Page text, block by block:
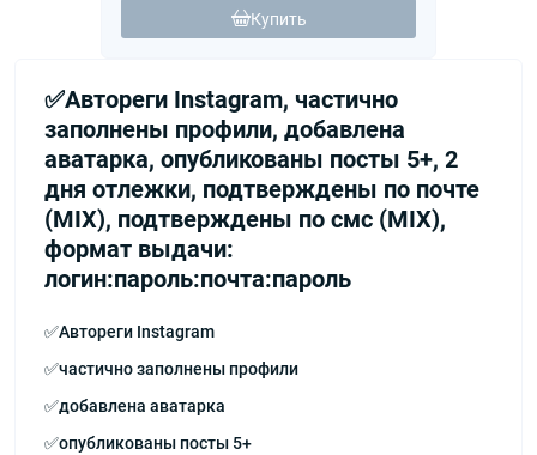
Купить
✅Автореги Instagram, частично
заполнены профили, добавлена
аватарка, опубликованы посты 5+, 2
дня отлежки, подтверждены по почте
(MIX), подтверждены по смс (MIX),
формат выдачи:
логин:пароль:почта:пароль
✅Автореги Instagram
✅частично заполнены профили
✅добавлена аватарка
✅опубликованы посты 5+